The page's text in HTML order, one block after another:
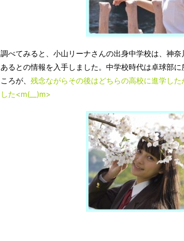
調べてみると、小山リーナさんの出身中学校は、神奈
あるとの情報を入手しました。中学校時代は卓球部
ころが、 残念ながらその後はどちらの高校に進学し
した<m(__)m>